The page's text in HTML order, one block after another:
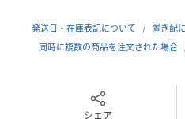
生地の厚さ：普通
おすすめ着用期間：春、夏、秋
発送日・在庫表記について 置き配
同時に複数の商品を注文された場合
シェア